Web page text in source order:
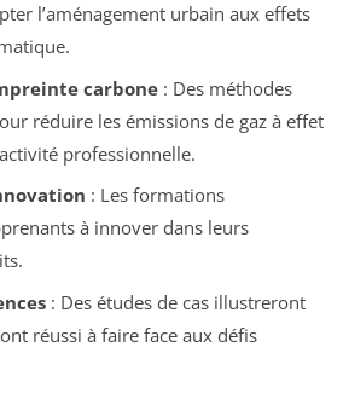
l’aménagement urbain aux effets
carbone: Des méthodes
réduire les émissions de gaz à effet
professionnelle.
: Les formations
à innover dans leurs
: Des études de cas illustreront
réussi à faire face aux défis